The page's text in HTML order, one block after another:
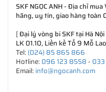
SKF NGỌC ANH - Địa chỉ
hãng, uy tín, giao hàng toàn
[Đại lý vòng bi SKF tại Hà Nội
LK 01.10, Liền kề Tổ 9 Mỗ
Tel: (024) 85 865 866
Hotline: 096 123 8558-
Email: info@ngocanh.com